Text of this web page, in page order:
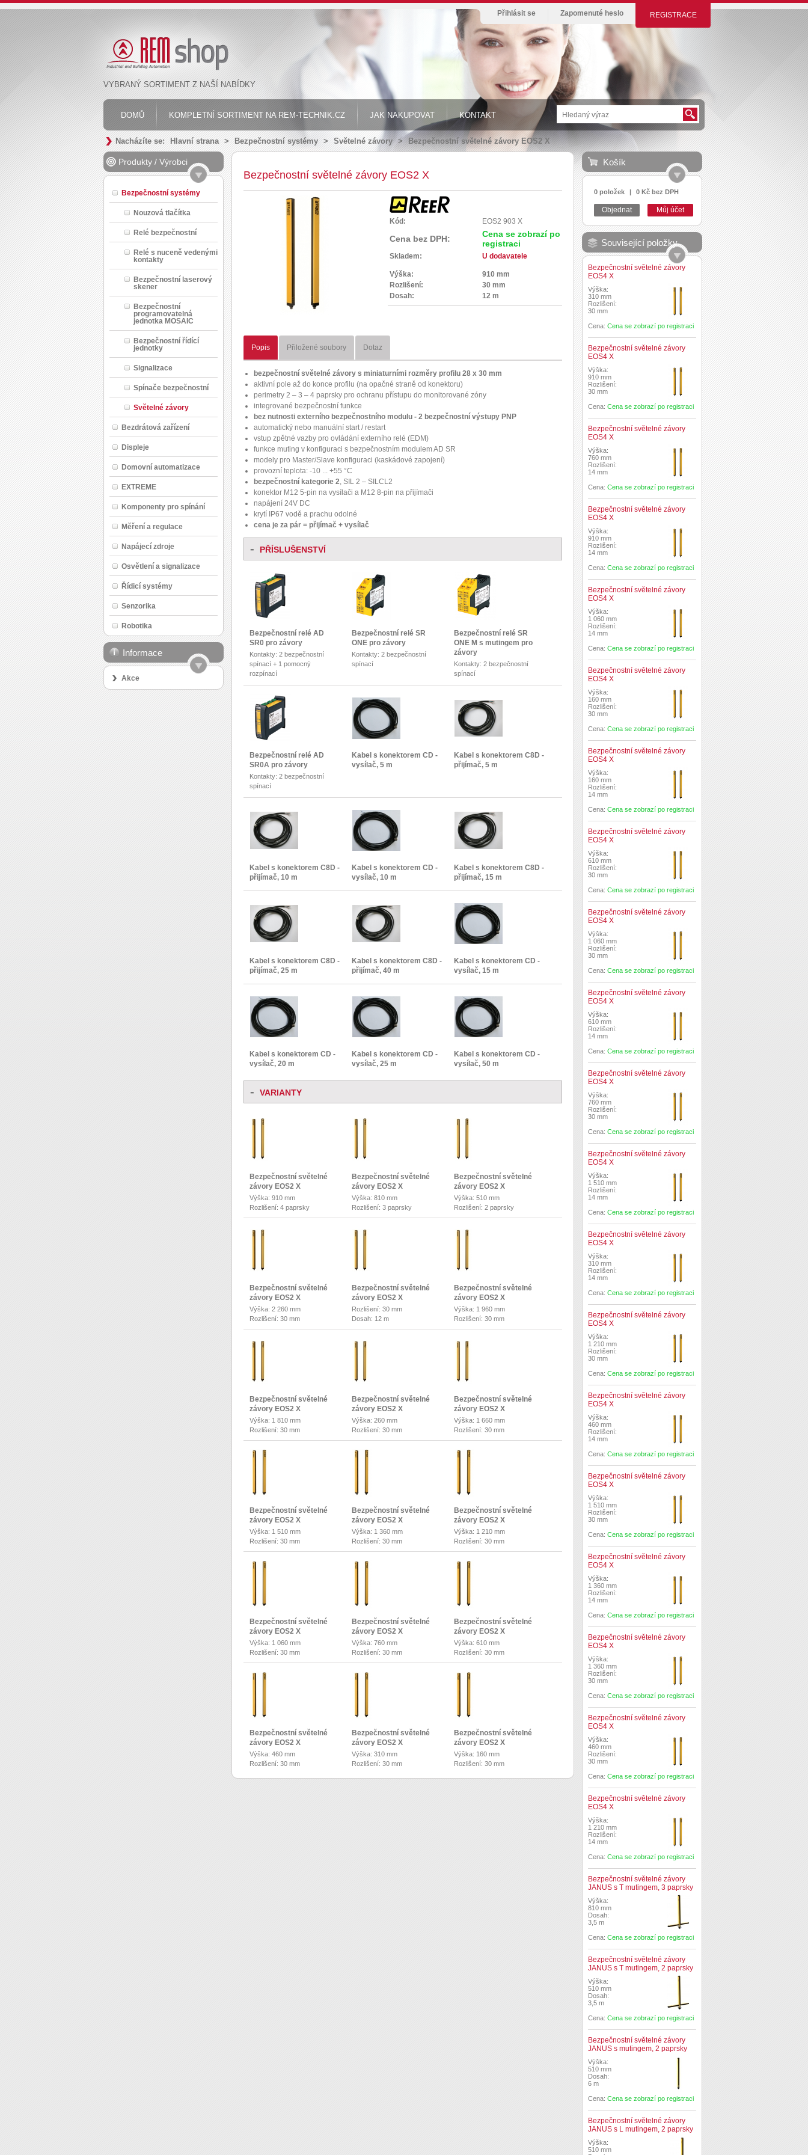
REGISTRACE
Přihlásit se Zapomenuté heslo
VYBRANÝ SORTIMENT Z NAŠÍ NABÍDKY
DOMŮ KOMPLETNÍ SORTIMENT NA REM-TECHNIK.CZ JAK NAKUPOVAT KONTAKT
Nacházíte se: Hlavní strana > Bezpečnostní systémy > Světelné závory > Bezpečnostní světelné závory EOS2 X
Produkty / Výrobci
Bezpečnostní systémy
Nouzová tlačítka
Relé bezpečnostní
Relé s nuceně vedenými
kontakty
Bezpečnostní laserový
skener
Bezpečnostní
programovatelná
jednotka MOSAIC
Bezpečnostní řídící
jednotky
Signalizace
Spínače bezpečnostní
Světelné závory
Bezdrátová zařízení
Displeje
Domovní automatizace
EXTREME
Komponenty pro spínání
Měření a regulace
Napájecí zdroje
Osvětlení a signalizace
Řídicí systémy
Senzorika
Robotika
Informace
Akce
Bezpečnostní světelné závory EOS2 X
Kód: EOS2 903 X
Cena bez DPH:
Cena se zobrazí po
registraci
Skladem: U dodavatele
Výška:
910 mm
Rozlišení:
30 mm
Dosah:
12 m
Popis Přiložené soubory Dotaz
bezpečnostní světelné závory s miniaturními rozměry profilu 28 x 30 mm
aktivní pole až do konce profilu (na opačné straně od konektoru)
perimetry 2 – 3 – 4 paprsky pro ochranu přístupu do monitorované zóny
integrované bezpečnostní funkce
bez nutnosti externího bezpečnostního modulu - 2 bezpečnostní výstupy PNP
automatický nebo manuální start / restart
vstup zpětné vazby pro ovládání externího relé (EDM)
funkce muting v konfiguraci s bezpečnostním modulem AD SR
modely pro Master/Slave konfiguraci (kaskádové zapojení)
provozní teplota: -10 ... +55 °C
bezpečnostní kategorie 2, SIL 2 – SILCL2
konektor M12 5-pin na vysílači a M12 8-pin na přijímači
napájení 24V DC
krytí IP67 vodě a prachu odolné
cena je za pár = přijímač + vysílač
- PŘÍSLUŠENSTVÍ
Bezpečnostní relé AD
SR0 pro závory
Kontakty: 2 bezpečnostní
spínací + 1 pomocný
rozpínací
Bezpečnostní relé SR
ONE pro závory
Kontakty: 2 bezpečnostní
spínací
Bezpečnostní relé SR
ONE M s mutingem pro
závory
Kontakty: 2 bezpečnostní
spínací
Bezpečnostní relé AD
SR0A pro závory
Kontakty: 2 bezpečnostní
spínací
Kabel s konektorem CD -
vysílač, 5 m
Kabel s konektorem C8D -
přijímač, 5 m
Kabel s konektorem C8D -
přijímač, 10 m
Kabel s konektorem CD -
vysílač, 10 m
Kabel s konektorem C8D -
přijímač, 15 m
Kabel s konektorem C8D -
přijímač, 25 m
Kabel s konektorem C8D -
přijímač, 40 m
Kabel s konektorem CD -
vysílač, 15 m
Kabel s konektorem CD -
vysílač, 20 m
Kabel s konektorem CD -
vysílač, 25 m
Kabel s konektorem CD -
vysílač, 50 m
- VARIANTY
Bezpečnostní světelné
závory EOS2 X
Výška: 910 mm
Rozlišení: 4 paprsky
Bezpečnostní světelné
závory EOS2 X
Výška: 810 mm
Rozlišení: 3 paprsky
Bezpečnostní světelné
závory EOS2 X
Výška: 510 mm
Rozlišení: 2 paprsky
Bezpečnostní světelné
závory EOS2 X
Výška: 2 260 mm
Rozlišení: 30 mm
Bezpečnostní světelné
závory EOS2 X
Rozlišení: 30 mm
Dosah: 12 m
Bezpečnostní světelné
závory EOS2 X
Výška: 1 960 mm
Rozlišení: 30 mm
Bezpečnostní světelné
závory EOS2 X
Výška: 1 810 mm
Rozlišení: 30 mm
Bezpečnostní světelné
závory EOS2 X
Výška: 260 mm
Rozlišení: 30 mm
Bezpečnostní světelné
závory EOS2 X
Výška: 1 660 mm
Rozlišení: 30 mm
Bezpečnostní světelné
závory EOS2 X
Výška: 1 510 mm
Rozlišení: 30 mm
Bezpečnostní světelné
závory EOS2 X
Výška: 1 360 mm
Rozlišení: 30 mm
Bezpečnostní světelné
závory EOS2 X
Výška: 1 210 mm
Rozlišení: 30 mm
Bezpečnostní světelné
závory EOS2 X
Výška: 1 060 mm
Rozlišení: 30 mm
Bezpečnostní světelné
závory EOS2 X
Výška: 760 mm
Rozlišení: 30 mm
Bezpečnostní světelné
závory EOS2 X
Výška: 610 mm
Rozlišení: 30 mm
Bezpečnostní světelné
závory EOS2 X
Výška: 460 mm
Rozlišení: 30 mm
Bezpečnostní světelné
závory EOS2 X
Výška: 310 mm
Rozlišení: 30 mm
Bezpečnostní světelné
závory EOS2 X
Výška: 160 mm
Rozlišení: 30 mm
Košík
0 položek | 0 Kč bez DPH
Objednat Můj účet
Související položky
Bezpečnostní světelné závory
EOS4 X
Výška:
310 mm
Rozlišení:
30 mm
Cena: Cena se zobrazí po registraci
Bezpečnostní světelné závory
EOS4 X
Výška:
910 mm
Rozlišení:
30 mm
Cena: Cena se zobrazí po registraci
Bezpečnostní světelné závory
EOS4 X
Výška:
760 mm
Rozlišení:
14 mm
Cena: Cena se zobrazí po registraci
Bezpečnostní světelné závory
EOS4 X
Výška:
910 mm
Rozlišení:
14 mm
Cena: Cena se zobrazí po registraci
Bezpečnostní světelné závory
EOS4 X
Výška:
1 060 mm
Rozlišení:
14 mm
Cena: Cena se zobrazí po registraci
Bezpečnostní světelné závory
EOS4 X
Výška:
160 mm
Rozlišení:
30 mm
Cena: Cena se zobrazí po registraci
Bezpečnostní světelné závory
EOS4 X
Výška:
160 mm
Rozlišení:
14 mm
Cena: Cena se zobrazí po registraci
Bezpečnostní světelné závory
EOS4 X
Výška:
610 mm
Rozlišení:
30 mm
Cena: Cena se zobrazí po registraci
Bezpečnostní světelné závory
EOS4 X
Výška:
1 060 mm
Rozlišení:
30 mm
Cena: Cena se zobrazí po registraci
Bezpečnostní světelné závory
EOS4 X
Výška:
610 mm
Rozlišení:
14 mm
Cena: Cena se zobrazí po registraci
Bezpečnostní světelné závory
EOS4 X
Výška:
760 mm
Rozlišení:
30 mm
Cena: Cena se zobrazí po registraci
Bezpečnostní světelné závory
EOS4 X
Výška:
1 510 mm
Rozlišení:
14 mm
Cena: Cena se zobrazí po registraci
Bezpečnostní světelné závory
EOS4 X
Výška:
310 mm
Rozlišení:
14 mm
Cena: Cena se zobrazí po registraci
Bezpečnostní světelné závory
EOS4 X
Výška:
1 210 mm
Rozlišení:
30 mm
Cena: Cena se zobrazí po registraci
Bezpečnostní světelné závory
EOS4 X
Výška:
460 mm
Rozlišení:
14 mm
Cena: Cena se zobrazí po registraci
Bezpečnostní světelné závory
EOS4 X
Výška:
1 510 mm
Rozlišení:
30 mm
Cena: Cena se zobrazí po registraci
Bezpečnostní světelné závory
EOS4 X
Výška:
1 360 mm
Rozlišení:
14 mm
Cena: Cena se zobrazí po registraci
Bezpečnostní světelné závory
EOS4 X
Výška:
1 360 mm
Rozlišení:
30 mm
Cena: Cena se zobrazí po registraci
Bezpečnostní světelné závory
EOS4 X
Výška:
460 mm
Rozlišení:
30 mm
Cena: Cena se zobrazí po registraci
Bezpečnostní světelné závory
EOS4 X
Výška:
1 210 mm
Rozlišení:
14 mm
Cena: Cena se zobrazí po registraci
Bezpečnostní světelné závory
JANUS s T mutingem, 3 paprsky
Výška:
810 mm
Dosah:
3,5 m
Cena: Cena se zobrazí po registraci
Bezpečnostní světelné závory
JANUS s T mutingem, 2 paprsky
Výška:
510 mm
Dosah:
3,5 m
Cena: Cena se zobrazí po registraci
Bezpečnostní světelné závory
JANUS s mutingem, 2 paprsky
Výška:
510 mm
Dosah:
6 m
Cena: Cena se zobrazí po registraci
Bezpečnostní světelné závory
JANUS s L mutingem, 2 paprsky
Výška:
510 mm